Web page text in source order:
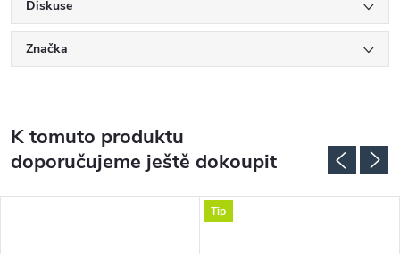
Diskuse
Značka
K tomuto produktu
doporučujeme ještě dokoupit
Tip